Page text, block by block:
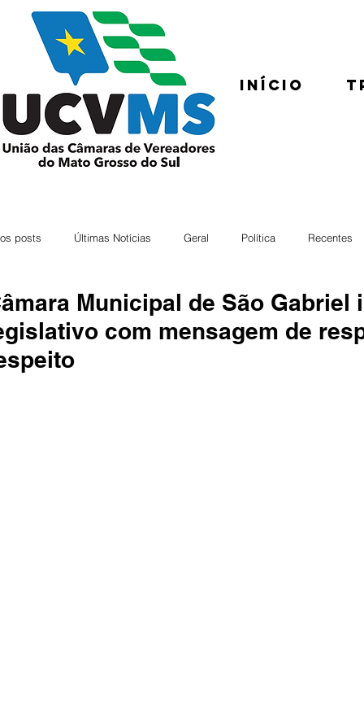
Início
posts Últimas Notícias Geral Política Recentes
Municipal de São Gabriel
com mensagem de